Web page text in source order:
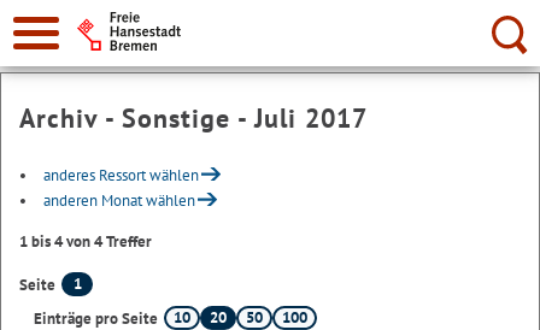
Suche:
Archiv - Sonstige - Juli 2017
anderes Ressort wählen
anderen Monat wählen
1 bis 4 von 4 Treffer
Seite
1
Einträge pro Seite
10 20 50 100